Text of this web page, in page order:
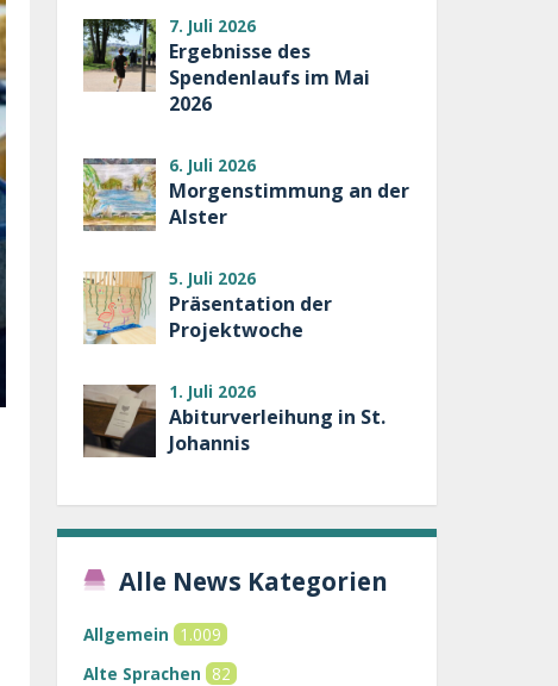
7. Juli 2026
Ergebnisse des
Spendenlaufs im Mai
2026
6. Juli 2026
Morgenstimmung an der
Alster
5. Juli 2026
Präsentation der
Projektwoche
1. Juli 2026
Abiturverleihung in St.
Johannis
Alle News Kategorien
Allgemein 1.009
Alte Sprachen 82